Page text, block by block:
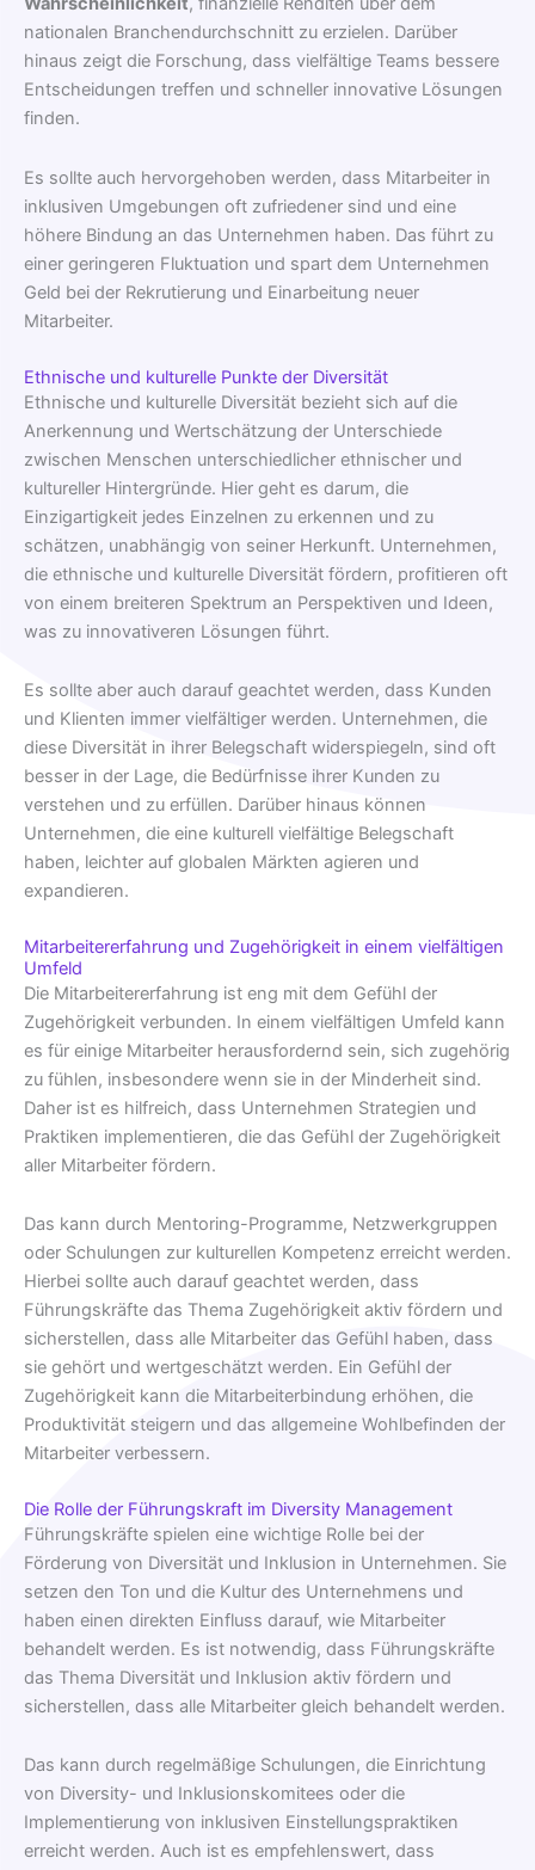
nationalen Branchendurchschnitt zu erzielen. Darüber
hinaus zeigt die Forschung, dass vielfältige Teams bessere
Entscheidungen treffen und schneller innovative Lösungen
finden.
Es sollte auch hervorgehoben werden, dass Mitarbeiter in
inklusiven Umgebungen oft zufriedener sind und eine
höhere Bindung an das Unternehmen haben. Das führt zu
einer geringeren Fluktuation und spart dem Unternehmen
Geld bei der Rekrutierung und Einarbeitung neuer
Mitarbeiter.
Ethnische und kulturelle Punkte der Diversität
Ethnische und kulturelle Diversität bezieht sich auf die
Anerkennung und Wertschätzung der Unterschiede
zwischen Menschen unterschiedlicher ethnischer und
kultureller Hintergründe. Hier geht es darum, die
Einzigartigkeit jedes Einzelnen zu erkennen und zu
schätzen, unabhängig von seiner Herkunft. Unternehmen,
die ethnische und kulturelle Diversität fördern, profitieren oft
von einem breiteren Spektrum an Perspektiven und Ideen,
was zu innovativeren Lösungen führt.
Es sollte aber auch darauf geachtet werden, dass Kunden
und Klienten immer vielfältiger werden. Unternehmen, die
diese Diversität in ihrer Belegschaft widerspiegeln, sind oft
besser in der Lage, die Bedürfnisse ihrer Kunden zu
verstehen und zu erfüllen. Darüber hinaus können
Unternehmen, die eine kulturell vielfältige Belegschaft
haben, leichter auf globalen Märkten agieren und
expandieren.
Mitarbeitererfahrung und Zugehörigkeit in einem vielfältigen
Umfeld
Die Mitarbeitererfahrung ist eng mit dem Gefühl der
Zugehörigkeit verbunden. In einem vielfältigen Umfeld kann
es für einige Mitarbeiter herausfordernd sein, sich zugehörig
zu fühlen, insbesondere wenn sie in der Minderheit sind.
Daher ist es hilfreich, dass Unternehmen Strategien und
Praktiken implementieren, die das Gefühl der Zugehörigkeit
aller Mitarbeiter fördern.
Das kann durch Mentoring-Programme, Netzwerkgruppen
oder Schulungen zur kulturellen Kompetenz erreicht werden.
Hierbei sollte auch darauf geachtet werden, dass
Führungskräfte das Thema Zugehörigkeit aktiv fördern und
sicherstellen, dass alle Mitarbeiter das Gefühl haben, dass
sie gehört und wertgeschätzt werden. Ein Gefühl der
Zugehörigkeit kann die Mitarbeiterbindung erhöhen, die
Produktivität steigern und das allgemeine Wohlbefinden der
Mitarbeiter verbessern.
Die Rolle der Führungskraft im Diversity Management
Führungskräfte spielen eine wichtige Rolle bei der
Förderung von Diversität und Inklusion in Unternehmen. Sie
setzen den Ton und die Kultur des Unternehmens und
haben einen direkten Einfluss darauf, wie Mitarbeiter
behandelt werden. Es ist notwendig, dass Führungskräfte
das Thema Diversität und Inklusion aktiv fördern und
sicherstellen, dass alle Mitarbeiter gleich behandelt werden.
Das kann durch regelmäßige Schulungen, die Einrichtung
von Diversity- und Inklusionskomitees oder die
Implementierung von inklusiven Einstellungspraktiken
erreicht werden. Auch ist es empfehlenswert, dass